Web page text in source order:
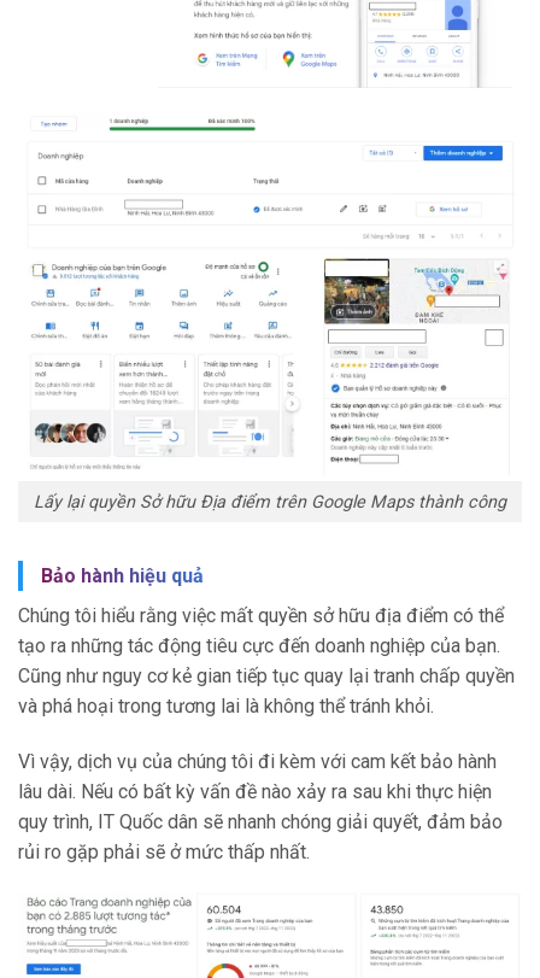
Lấy lại quyền Sở hữu Địa điểm trên Google Maps thành công
Bảo hành hiệu quả
Chúng tôi hiểu rằng việc mất quyền sở hữu địa điểm có thể
tạo ra những tác động tiêu cực đến doanh nghiệp của bạn.
Cũng như nguy cơ kẻ gian tiếp tục quay lại tranh chấp quyền
và phá hoại trong tương lai là không thể tránh khỏi.
Vì vậy, dịch vụ của chúng tôi đi kèm với cam kết bảo hành
lâu dài. Nếu có bất kỳ vấn đề nào xảy ra sau khi thực hiện
quy trình, IT Quốc dân sẽ nhanh chóng giải quyết, đảm bảo
rủi ro gặp phải sẽ ở mức thấp nhất.